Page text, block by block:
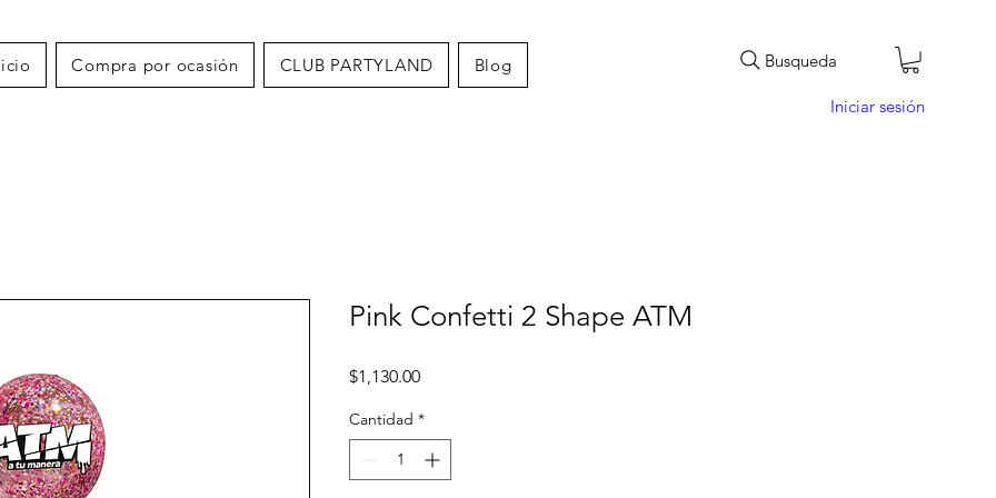
Compra por ocasión CLUB PARTYLAND Blog Busqueda
Iniciar sesión
Pink Confetti 2 Shape ATM
$1,130.00Precio
Cantidad *